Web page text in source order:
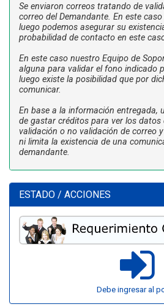
Se enviaron correos tratando de
correo del Demandante. En este
luego podemos asegurar su
probabilidad de contacto en este
En este caso nuestro Equipo de
alguna para validar el fono indicado
luego existe la posibilidad que por
comunicar.
En base a la información entregada,
de gastar créditos para ver los datos
validación o no validación de correo
ni limita la existencia de una
demandante.
ESTADO / ACCIONES
Debe ingresar al